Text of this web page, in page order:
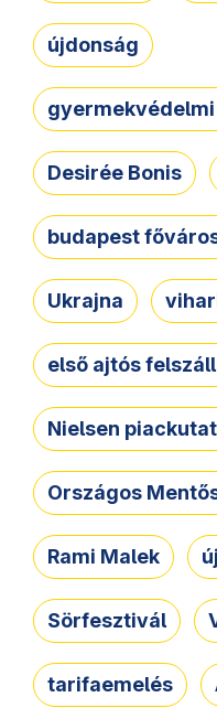
újdonság
Desirée Bonis
budapest
Ukrajna
első ajtós
Nielsen
Országos
Rami Malek
Sörfesztivál
tarifaemelés